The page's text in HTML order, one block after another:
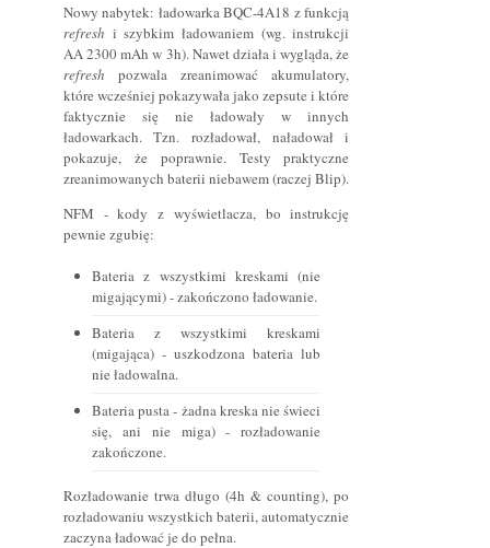
Nowy nabytek: ładowarka BQC-4A18 z funkcją
refresh i szybkim ładowaniem (wg. instrukcji
AA 2300 mAh w 3h). Nawet działa i wygląda, że
refresh pozwala zreanimować akumulatory,
które wcześniej pokazywała jako zepsute i które
faktycznie się nie ładowały w innych
ładowarkach. Tzn. rozładował, naładował i
pokazuje, że poprawnie. Testy praktyczne
zreanimowanych baterii niebawem (raczej Blip).
NFM - kody z wyświetlacza, bo instrukcję
pewnie zgubię:
Bateria z wszystkimi kreskami (nie
migającymi) - zakończono ładowanie.
Bateria z wszystkimi kreskami
(migająca) - uszkodzona bateria lub
nie ładowalna.
Bateria pusta - żadna kreska nie świeci
się, ani nie miga) - rozładowanie
zakończone.
Rozładowanie trwa długo (4h & counting), po
rozładowaniu wszystkich baterii, automatycznie
zaczyna ładować je do pełna.